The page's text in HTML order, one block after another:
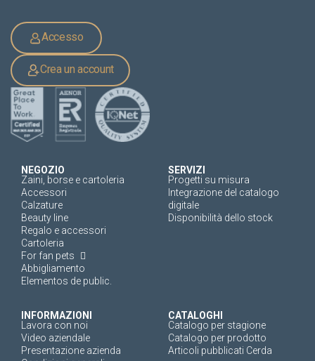
Accesso
Crea un account
NEGOZIO
Zaini, borse e cartoleria
Accessori
Calzature
Beauty line
Regalo e accessori
Cartoleria
For fan pets
Abbigliamento
Elementos de public.
SERVIZI
Progetti su misura
Integrazione del catalogo
digitale
Disponibilità dello stock
INFORMAZIONI
Lavora con noi
Video aziendale
Presentazione azienda
CATALOGHI
Catalogo per stagione
Catalogo per prodotto
Articoli pubblicati Cerda